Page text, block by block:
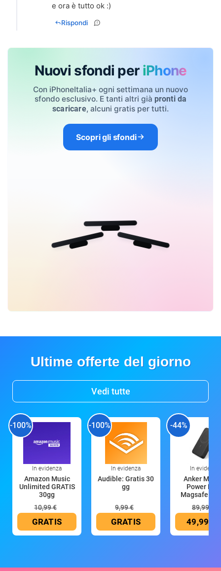
e ora è tutto ok :)
Rispondi
Nuovi sfondi per iPhone
Con iPhoneItalia+ ogni settimana un nuovo
sfondo esclusivo. E tanti altri già pronti da
scaricare, alcuni gratis per tutti.
Scopri gli sfondi
Ultime offerte del giorno
Vedi tutte
-100%
In evidenza
Amazon Music
Unlimited GRATIS
30gg
10,99 €
GRATIS
-100%
In evidenza
Audible: Gratis 30
gg
9,99 €
GRATIS
-44%
In evidenza
Anker
Power
Magsafe
89,99 €
49,99 €